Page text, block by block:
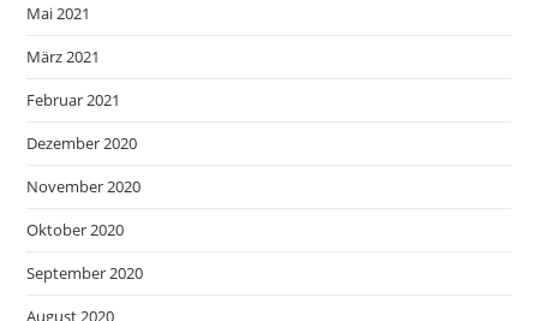
Mai 2021
März 2021
Februar 2021
Dezember 2020
November 2020
Oktober 2020
September 2020
August 2020